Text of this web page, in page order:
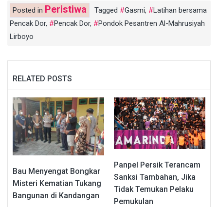
Posted in Peristiwa Tagged Gasmi,
Latihan bersama
Pencak Dor, Pencak Dor,
Pondok Pesantren Al-Mahrusiyah
Lirboyo
RELATED POSTS
Bau Menyengat Bongkar
Misteri Kematian Tukang
Bangunan di Kandangan
Panpel Persik Terancam
Sanksi Tambahan, Jika
Tidak Temukan Pelaku
Pemukulan